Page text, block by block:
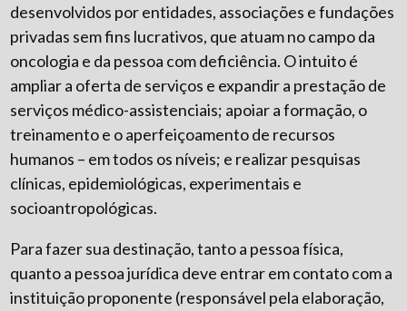
desenvolvidos por entidades, associações e fundações
privadas sem fins lucrativos, que atuam no campo da
oncologia e da pessoa com deficiência. O intuito é
ampliar a oferta de serviços e expandir a prestação de
serviços médico-assistenciais; apoiar a formação, o
treinamento e o aperfeiçoamento de recursos
humanos – em todos os níveis; e realizar pesquisas
clínicas, epidemiológicas, experimentais e
socioantropológicas.
Para fazer sua destinação, tanto a pessoa física,
quanto a pessoa jurídica deve entrar em contato com a
instituição proponente (responsável pela elaboração,